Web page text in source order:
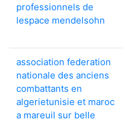
professionnels de
lespace mendelsohn
association federation
nationale des anciens
combattants en
algerietunisie et maroc
a mareuil sur belle